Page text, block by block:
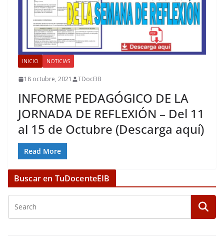
INICIO NOTICIAS
18 octubre, 2021 TDocEIB
INFORME PEDAGÓGICO DE LA
JORNADA DE REFLEXIÓN – Del 11
al 15 de Octubre (Descarga aquí)
Read More
Buscar en TuDocenteEIB